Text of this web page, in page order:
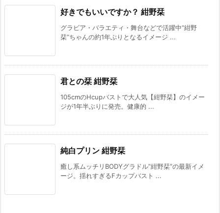
好きでもいいですか？ 紺野栞
グラビア・バラエティ・舞台などで活躍中“紺野
栞”ちゃんの約1年ぶりとなるイメージ ...
君との栞 紺野栞
105cmのHcupバストで大人気【紺野栞】のイメー
ジが1年半ぶりに発売。健康的 ...
純白プリン 紺野栞
癒し系ムッチリBODYグラドル”紺野栞”の最新イメ
ージ。揺れすぎるFカップバスト ...